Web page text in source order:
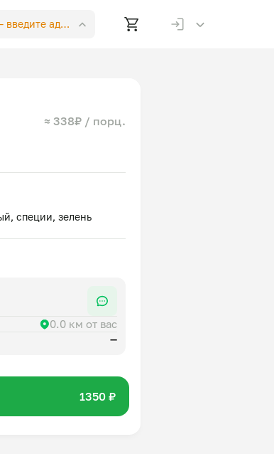
введите адрес
≈ 338₽ / порц.
0.0 км от вас
—
1350 ₽